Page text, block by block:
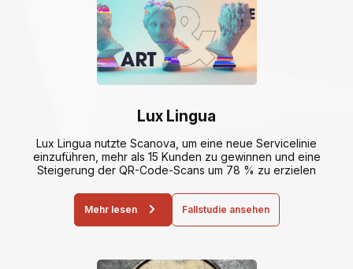
Lux Lingua
Lux Lingua nutzte Scanova, um eine neue Servicelinie
einzuführen, mehr als 15 Kunden zu gewinnen und eine
Steigerung der QR-Code-Scans um 78 % zu erzielen
Mehr lesen Fallstudie ansehen